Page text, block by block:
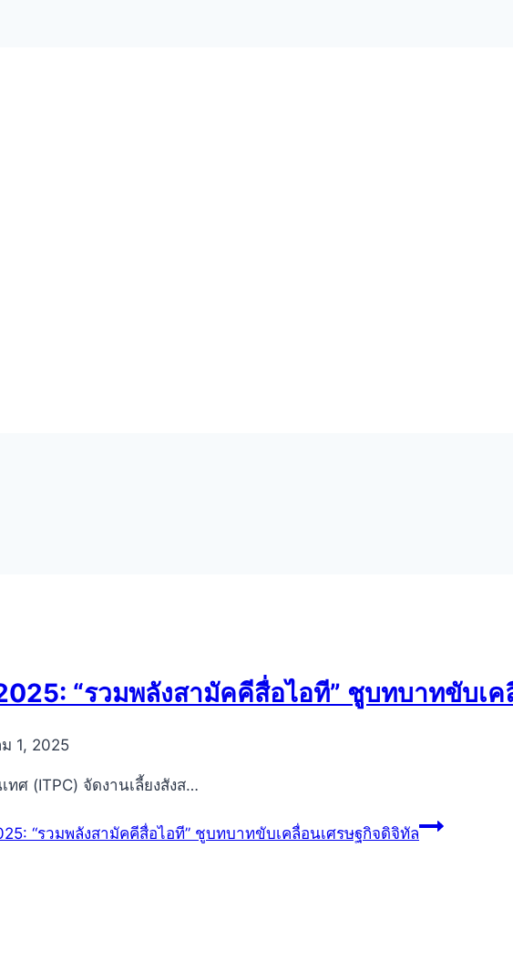
“รวมพลังสามัคคีสื่อไอที” ชูบทบาทขับเค
1, 2025
ศ (ITPC) จัดงานเลี้ยงสังส…
“รวมพลังสามัคคีสื่อไอที” ชูบทบาทขับเคลื่อนเศรษฐกิจดิจิทัล